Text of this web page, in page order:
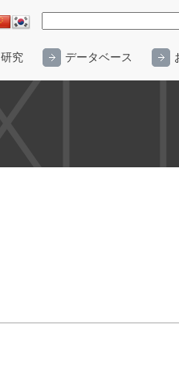
研究 データベース